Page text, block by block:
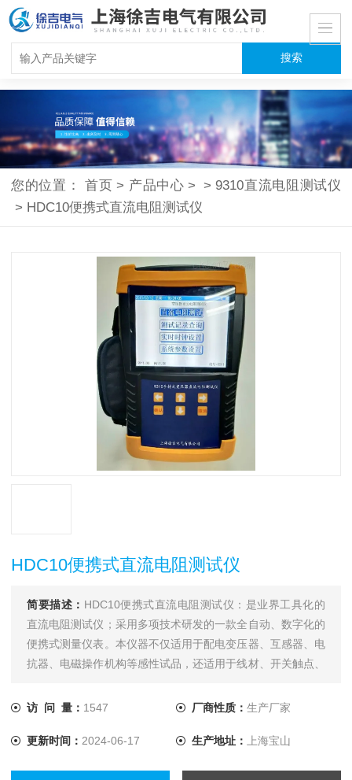
您的位置： 首页 > 产品中心 > > 9310直流电阻测试仪
> HDC10便携式直流电阻测试仪
HDC10便携式直流电阻测试仪
简要描述： HDC10便携式直流电阻测试仪：是业界工具化的
直流电阻测试仪；采用多项技术研发的一款全自动、数字化的
便携式测量仪表。本仪器不仅适用于配电变压器、互感器、电
抗器、电磁操作机构等感性试品，还适用于线材、开关触点、
器，由于低压线圈采用铜箔绕制，电阻值极低，对此本仪器将
访 问 量： 1547 厂商性质： 生产厂家
更新时间： 2024-06-17 生产地址： 上海宝山